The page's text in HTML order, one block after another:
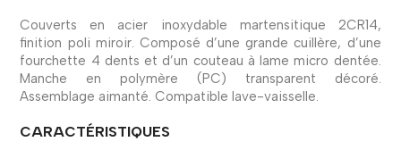
Couverts en acier inoxydable martensitique 2CR14,
finition poli miroir. Composé d’une grande cuillère, d’une
fourchette 4 dents et d’un couteau à lame micro dentée.
Manche en polymère (PC) transparent décoré.
Assemblage aimanté. Compatible lave-vaisselle.
CARACTÉRISTIQUES